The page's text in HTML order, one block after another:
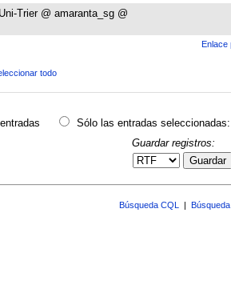
Uni-Trier @ amaranta_sg @
Enlace
todo
Sólo las entradas seleccionadas:
Guardar registros:
Guardar
Búsqueda CQL